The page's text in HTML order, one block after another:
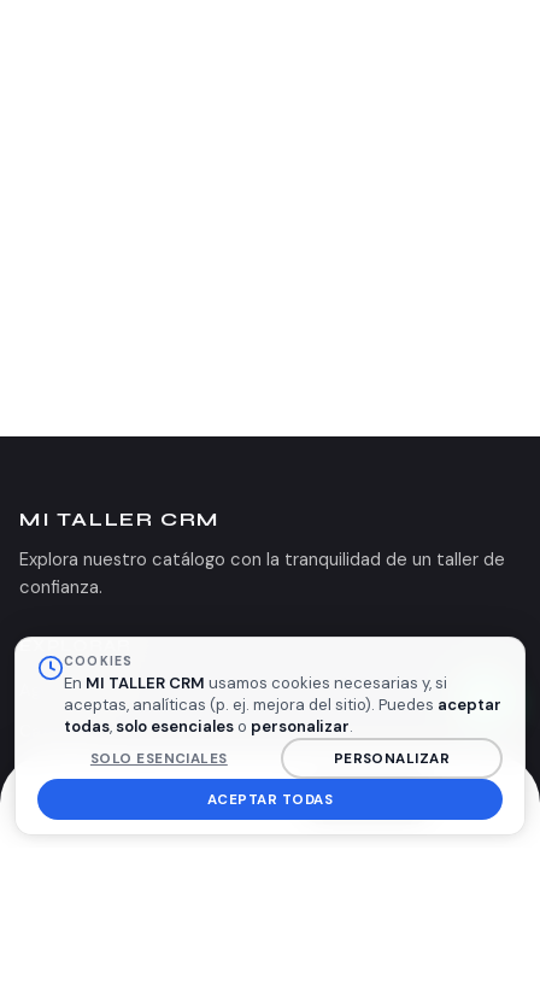
Carrito Más
MI TALLER CRM
Explora nuestro catálogo con la tranquilidad de un taller de
confianza.
EXPLORAR
Agendar cita
Catálogo
Nosotros
COOKIES
En MI TALLER CRM usamos cookies necesarias y, si
aceptas, analíticas (p. ej. mejora del sitio). Puedes aceptar
todas, solo esencialeso personalizar.
SOLO ESENCIALES PERSONALIZAR
ACEPTAR TODAS